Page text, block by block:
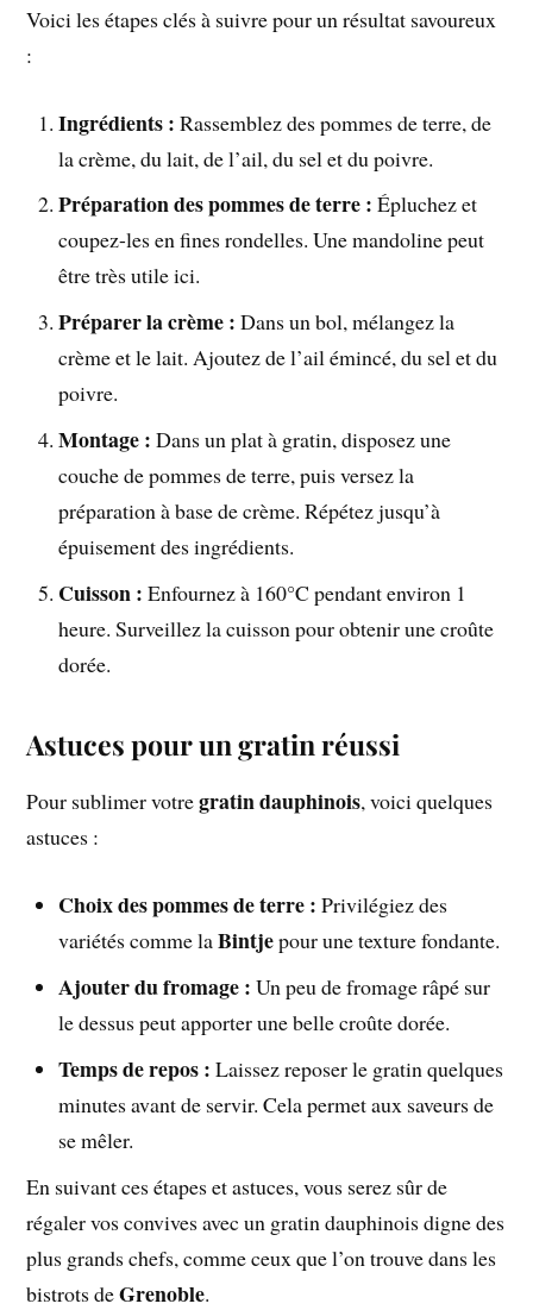
Voici les étapes clés à suivre pour un résultat savoureux
:
Ingrédients : Rassemblez des pommes de terre, de
la crème, du lait, de l’ail, du sel et du poivre.
Préparation des pommes de terre : Épluchez et
coupez-les en fines rondelles. Une mandoline peut
être très utile ici.
Préparer la crème : Dans un bol, mélangez la
crème et le lait. Ajoutez de l’ail émincé, du sel et du
poivre.
Montage : Dans un plat à gratin, disposez une
couche de pommes de terre, puis versez la
préparation à base de crème. Répétez jusqu’à
épuisement des ingrédients.
Cuisson : Enfournez à 160°C pendant environ 1
heure. Surveillez la cuisson pour obtenir une croûte
dorée.
Astuces pour un gratin réussi
Pour sublimer votregratin dauphinois, voici quelques
astuces :
Choix des pommes de terre : Privilégiez des
variétés comme laBintjepour une texture fondante.
Ajouter du fromage : Un peu de fromage râpé sur
le dessus peut apporter une belle croûte dorée.
Temps de repos : Laissez reposer le gratin quelques
minutes avant de servir. Cela permet aux saveurs de
se mêler.
En suivant ces étapes et astuces, vous serez sûr de
régaler vos convives avec un gratin dauphinois digne des
plus grands chefs, comme ceux que l’on trouve dans les
bistrots deGrenoble.